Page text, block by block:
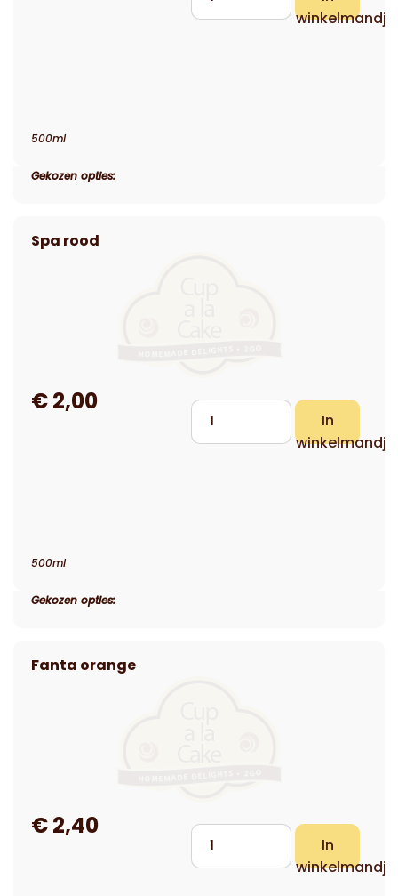
500ml
Gekozen opties:
500ml
Gekozen opties: